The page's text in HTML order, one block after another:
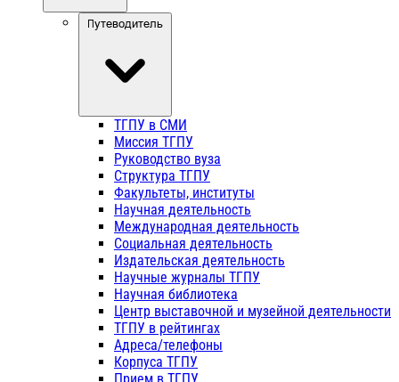
Путеводитель
ТГПУ в СМИ
Миссия ТГПУ
Руководство вуза
Структура ТГПУ
Факультеты, институты
Научная деятельность
Международная деятельность
Социальная деятельность
Издательская деятельность
Научные журналы ТГПУ
Научная библиотека
Центр выставочной и музейной деятельности
ТГПУ в рейтингах
Адреса/телефоны
Корпуса ТГПУ